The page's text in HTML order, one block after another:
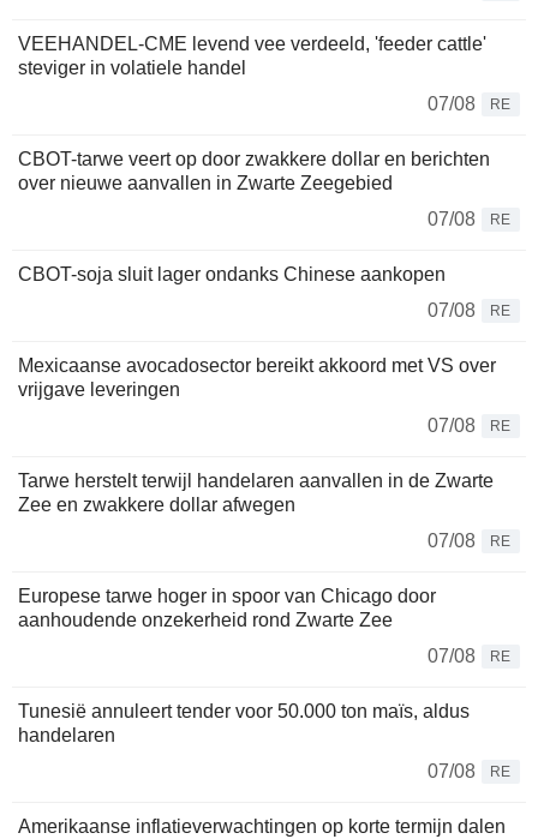
VEEHANDEL-CME levend vee verdeeld, 'feeder cattle'
steviger in volatiele handel
07/08
RE
CBOT-tarwe veert op door zwakkere dollar en berichten
over nieuwe aanvallen in Zwarte Zeegebied
07/08
RE
CBOT-soja sluit lager ondanks Chinese aankopen
07/08
RE
Mexicaanse avocadosector bereikt akkoord met VS over
vrijgave leveringen
07/08
RE
Tarwe herstelt terwijl handelaren aanvallen in de Zwarte
Zee en zwakkere dollar afwegen
07/08
RE
Europese tarwe hoger in spoor van Chicago door
aanhoudende onzekerheid rond Zwarte Zee
07/08
RE
Tunesië annuleert tender voor 50.000 ton maïs, aldus
handelaren
07/08
RE
Amerikaanse inflatieverwachtingen op korte termijn dalen